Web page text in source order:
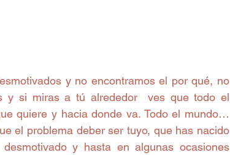
y no encontramos el por qué, no
y si miras a tú alrededor  ves que todo el
quiere y hacia donde va. Todo el mundo…
el problema deber ser tuyo, que has nacido
y hasta en algunas ocasiones